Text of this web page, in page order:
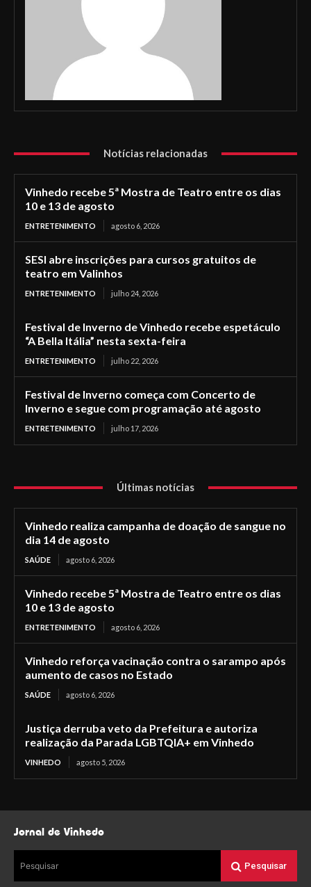
Notícias relacionadas
Vinhedo recebe 5ª Mostra de Teatro entre os dias
10 e 13 de agosto
ENTRETENIMENTO agosto 6, 2026
SESI abre inscrições para cursos gratuitos de
teatro em Valinhos
ENTRETENIMENTO julho 24, 2026
Festival de Inverno de Vinhedo recebe espetáculo
“A Bella Itália” nesta sexta-feira
ENTRETENIMENTO julho 22, 2026
Festival de Inverno começa com Concerto de
Inverno e segue com programação até agosto
ENTRETENIMENTO julho 17, 2026
Últimas notícias
Vinhedo realiza campanha de doação de sangue no
dia 14 de agosto
SAÚDE agosto 6, 2026
Vinhedo recebe 5ª Mostra de Teatro entre os dias
10 e 13 de agosto
ENTRETENIMENTO agosto 6, 2026
Vinhedo reforça vacinação contra o sarampo após
aumento de casos no Estado
SAÚDE agosto 6, 2026
Justiça derruba veto da Prefeitura e autoriza
realização da Parada LGBTQIA+ em Vinhedo
VINHEDO agosto 5, 2026
Jornal de Vinhedo
Pesquisar Pesquisar